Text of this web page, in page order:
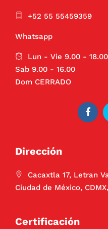
+52 55 55459359
Whatsapp
Lun - Vie 9.00 - 18.00
Sab 9.00 - 16.00
Dom CERRADO
Dirección
Cacaxtla 17, Letran
Ciudad de México,
Certificación